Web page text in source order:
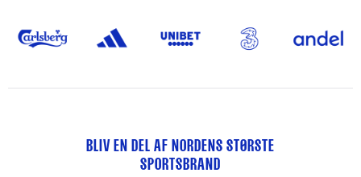
BLIV EN DEL AF NORDENS STØRSTE
SPORTSBRAND